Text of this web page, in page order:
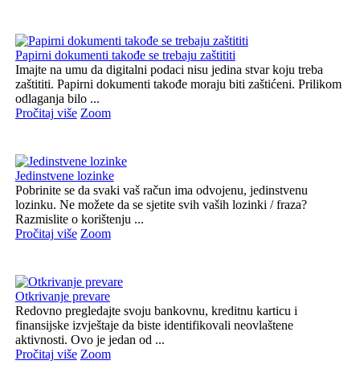
Papirni dokumenti takođe se trebaju zaštititi
Imajte na umu da digitalni podaci nisu jedina stvar koju treba
zaštititi. Papirni dokumenti takođe moraju biti zaštićeni. Prilikom
odlaganja bilo ...
Pročitaj više Zoom
Jedinstvene lozinke
Pobrinite se da svaki vaš račun ima odvojenu, jedinstvenu
lozinku. Ne možete da se sjetite svih vaših lozinki / fraza?
Razmislite o korištenju ...
Pročitaj više Zoom
Otkrivanje prevare
Redovno pregledajte svoju bankovnu, kreditnu karticu i
finansijske izvještaje da biste identifikovali neovlaštene
aktivnosti. Ovo je jedan od ...
Pročitaj više Zoom